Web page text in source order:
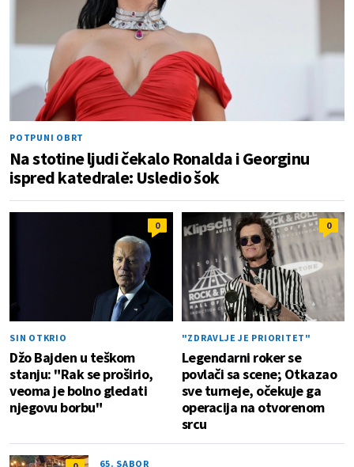
POTPUNI OBRT
Na stotine ljudi čekalo Ronalda i Georginu
ispred katedrale: Usledio šok
0
SIN OTKRIO
Džo Bajden u teškom
stanju: "Rak se proširio,
veoma je bolno gledati
njegovu borbu"
0
"ZDRAVLJE JE PRIORITET"
Legendarni roker se
povlači sa scene; Otkazao
sve turneje, očekuje ga
operacija na otvorenom
srcu
65. SABOR